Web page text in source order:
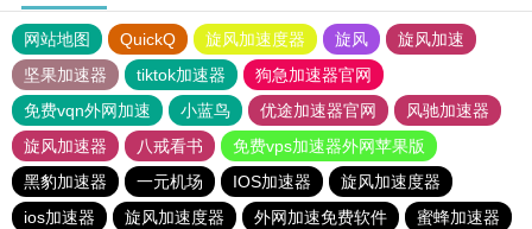
网站地图 QuickQ 旋风加速度器 旋风
旋风加速
坚果加速器
tiktok加速器
狗急加速器官网
免费vqn外网加速
小蓝鸟 优途加速器官网
风驰加速器
旋风加速器
八戒看书
免费vps加速器外网苹果版
黑豹加速器
一元机场 IOS加速器
旋风加速度器
ios加速器
旋风加速度器 外网加速免费软件 蜜蜂加速器